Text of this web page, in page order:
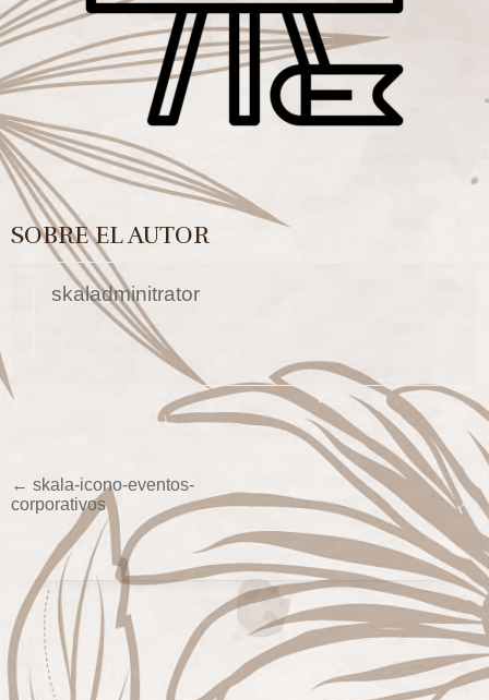
SOBRE EL AUTOR
skaladminitrator
← skala-icono-eventos-
corporativos